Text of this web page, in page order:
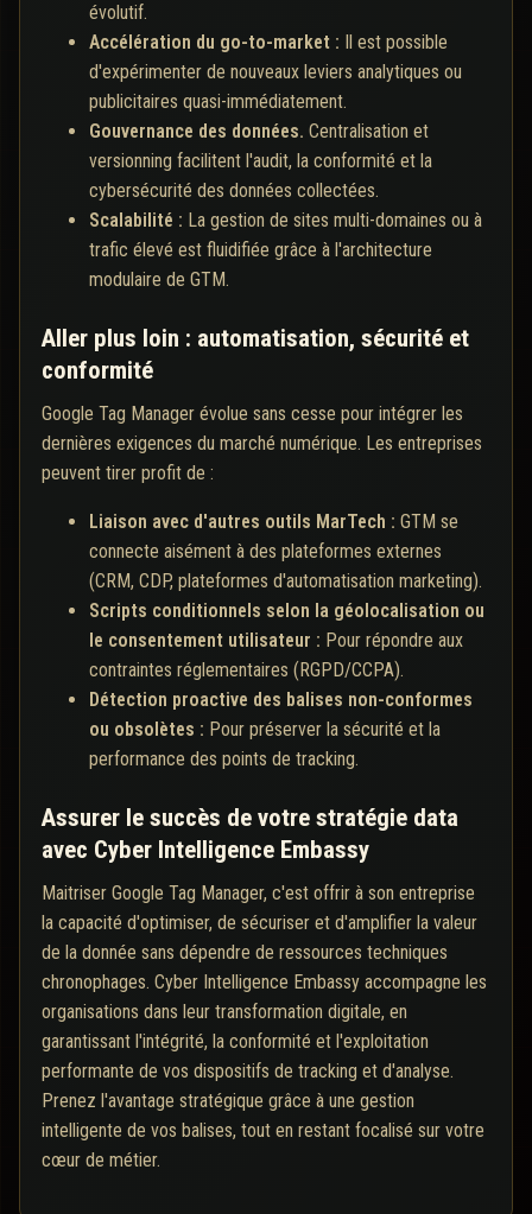
évolutif.
Accélération du go-to-market :
Il est possible
d'expérimenter de nouveaux leviers analytiques ou
publicitaires quasi-immédiatement.
Gouvernance des données. Centralisation et
versionning facilitent l'audit, la conformité et la
cybersécurité des données collectées.
Scalabilité : La gestion de sites multi-domaines ou à
trafic élevé est fluidifiée grâce à l'architecture
modulaire de GTM.
Aller plus loin : automatisation, sécurité et
conformité
Google Tag Manager évolue sans cesse pour intégrer les
dernières exigences du marché numérique. Les entreprises
peuvent tirer profit de :
Liaison avec d'autres outils MarTech : GTM se
connecte aisément à des plateformes externes
(CRM, CDP, plateformes d'automatisation marketing).
Scripts conditionnels selon la géolocalisation ou
le consentement utilisateur : Pour répondre aux
contraintes réglementaires (RGPD/CCPA).
Détection proactive des balises non-conformes
ou obsolètes : Pour préserver la sécurité et la
performance des points de tracking.
Assurer le succès de votre stratégie data
avec Cyber Intelligence Embassy
Maitriser Google Tag Manager, c'est offrir à son entreprise
la capacité d'optimiser, de sécuriser et d'amplifier la valeur
de la donnée sans dépendre de ressources techniques
chronophages. Cyber Intelligence Embassy accompagne les
organisations dans leur transformation digitale, en
garantissant l'intégrité, la conformité et l'exploitation
performante de vos dispositifs de tracking et d'analyse.
Prenez l'avantage stratégique grâce à une gestion
intelligente de vos balises, tout en restant focalisé sur votre
cœur de métier.